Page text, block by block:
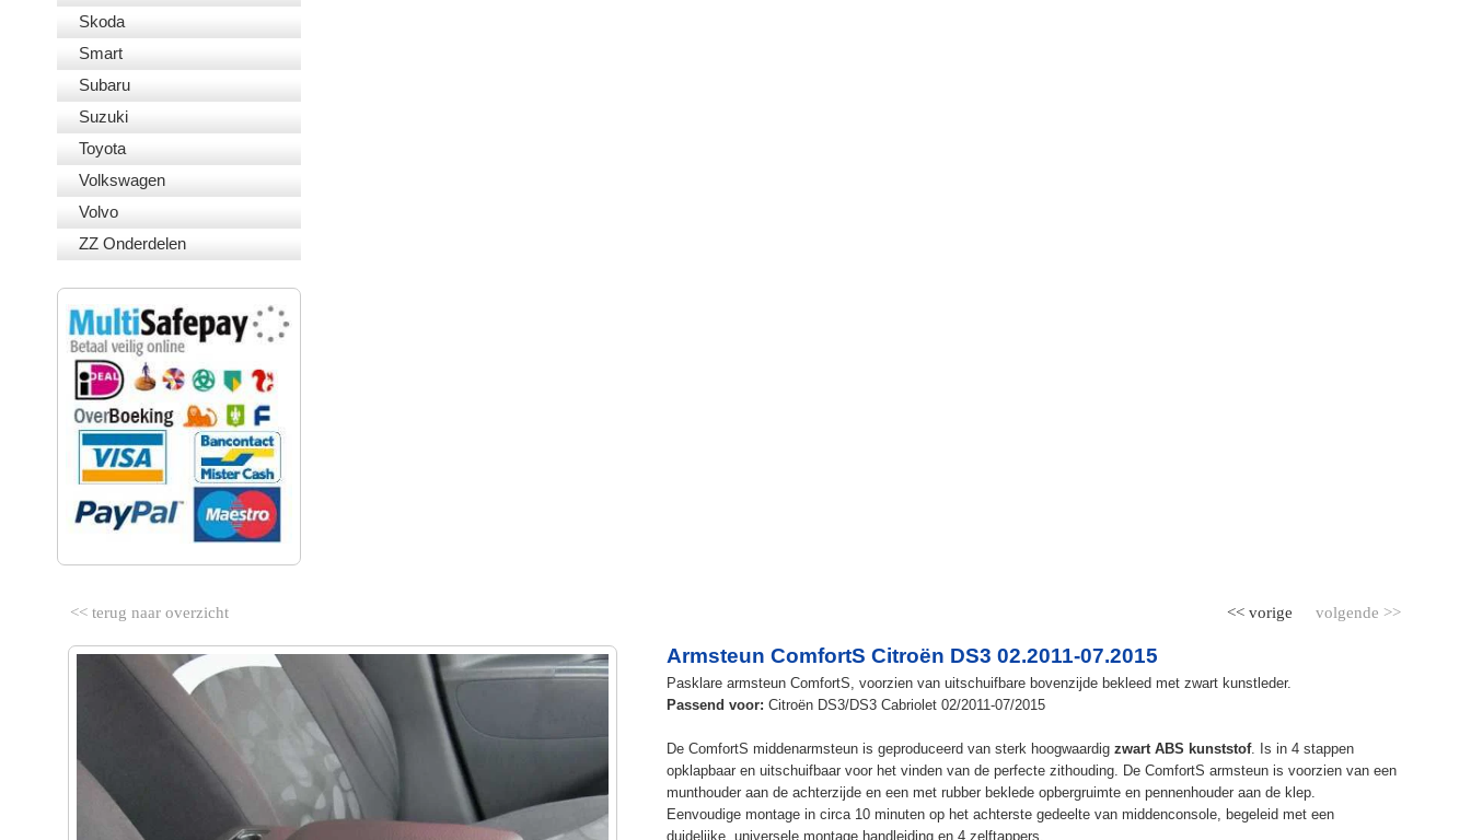
Skoda
Smart
Subaru
Suzuki
Toyota
Volkswagen
Volvo
ZZ Onderdelen
<< terug naar overzicht volgende >>
<< vorige
Armsteun ComfortS Citroën DS3 02.2011-07.2015
Pasklare armsteun ComfortS, voorzien van uitschuifbare bovenzijde bekleed met zwart kunstleder.
Passend voor: Citroën DS3/DS3 Cabriolet 02/2011-07/2015
De ComfortS middenarmsteun is geproduceerd van sterk hoogwaardig zwart ABS kunststof. Is in 4 stappen
opklapbaar en uitschuifbaar voor het vinden van de perfecte zithouding. De ComfortS armsteun is voorzien van een
munthouder aan de achterzijde en een met rubber beklede opbergruimte en pennenhouder aan de klep.
Eenvoudige montage in circa 10 minuten op het achterste gedeelte van middenconsole, begeleid met een
duidelijke, universele montage handleiding en 4 zelftappers.